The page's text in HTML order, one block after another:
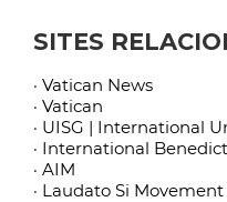
SITES
· Vatican News
· Vatican
· UISG | International
· International
· AIM
· Laudato Si Movement